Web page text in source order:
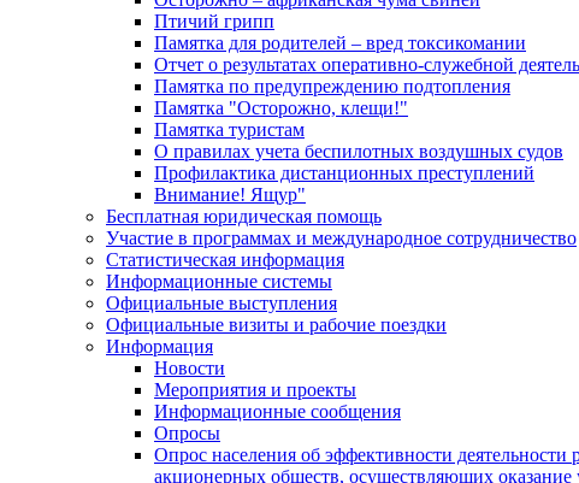
Птичий грипп
Памятка для родителей – вред токсикомании
Отчет о результатах оперативно-служебной
Памятка по предупреждению подтопления
Памятка "Осторожно, клещи!"
Памятка туристам
О правилах учета беспилотных воздушных судов
Профилактика дистанционных преступлений
Внимание! Ящур"
Бесплатная юридическая помощь
Участие в программах и международное сотрудничество
Статистическая информация
Информационные системы
Официальные выступления
Официальные визиты и рабочие поездки
Информация
Новости
Мероприятия и проекты
Информационные сообщения
Опросы
Опрос населения об эффективности
акционерных обществ, осуществляющих оказание